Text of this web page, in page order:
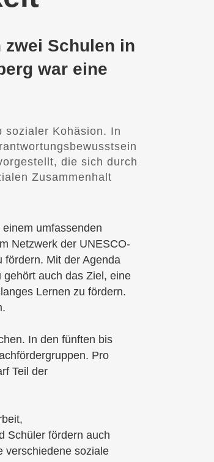
Schulen in
war eine
sozialer Kohäsion. In
die sich durch
Zusammenhalt
umfassenden
Netzwerk der UNESCO-
fördern. Mit der Agenda
auch das Ziel, eine
Lernen zu fördern.
In den fünften bis
Pro
Teil der
Schüler fördern auch
verschiedene soziale